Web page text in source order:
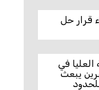
قرار حل
في
يبعث